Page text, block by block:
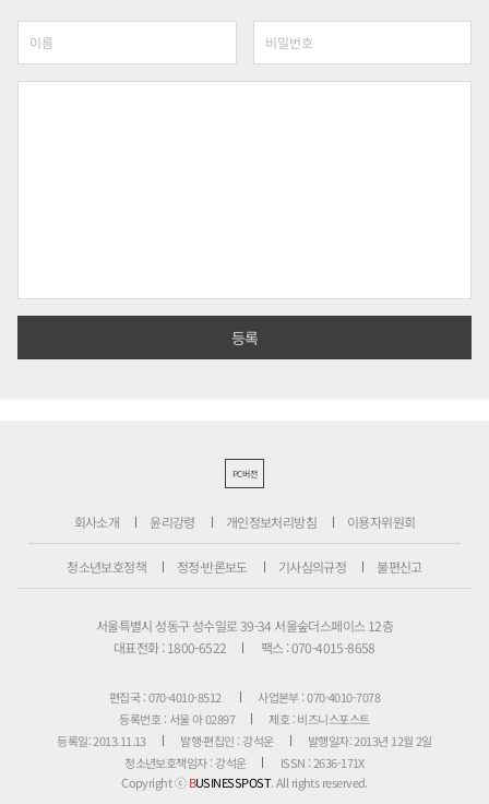
PC버전
회사소개 윤리강령 개인정보처리방침 이용자위원회
청소년보호정책 정정·반론보도 기사심의규정 불편신고
서울특별시 성동구 성수일로 39-34 서울숲더스페이스 12층
대표전화 : 1800-6522
팩스 : 070-4015-8658
편집국 : 070-4010-8512
사업본부 : 070-4010-7078
등록번호 : 서울 아 02897
제호 : 비즈니스포스트
등록일: 2013.11.13
발행·편집인 : 강석운
발행일자: 2013년 12월 2일
청소년보호책임자 : 강석운
ISSN : 2636-171X
Copyright ⓒBUSINESSPOST. All rights reserved.